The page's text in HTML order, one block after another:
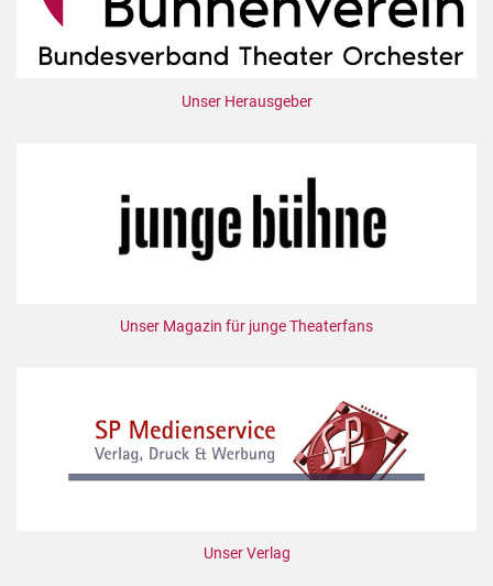
Unser Herausgeber
Unser Magazin für junge Theaterfans
Unser Verlag